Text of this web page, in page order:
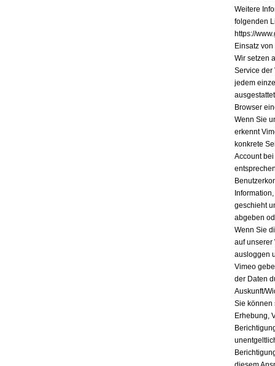
Weitere
folgenden
https://
Einsatz
Wir setzen
Service der
jedem
Browser
Wenn Sie
erkennt
konkrete
Account
geschieht
abgeben
Wenn Sie
auf unserer
ausloggen
Vimeo
der Daten
Auskunft/
Sie können
Erhebung,